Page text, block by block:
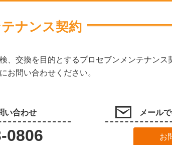
ナンス契約
、交換を目的とするプロセブンメンテナンス
お問い合わせください。
い合わせ
0806
メール
お